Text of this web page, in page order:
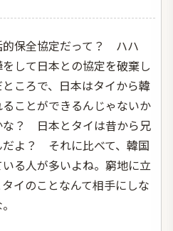
的保全協定だって？ ハハ
して日本との協定を破棄し
ころで、日本はタイから韓
ことができるんじゃないか
な？ 日本とタイは昔から兄
だよ？ それに比べて、韓国
る人が多いよね。窮地に立
イのことなんて相手にしな